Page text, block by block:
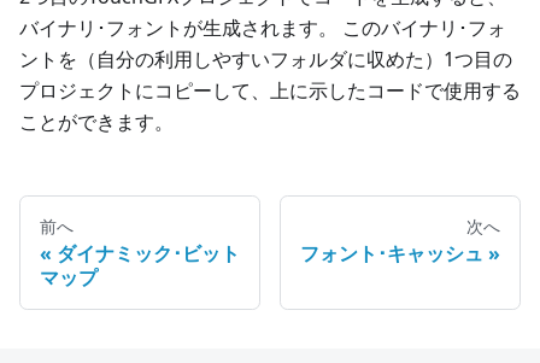
バイナリ･フォントが生成されます。 このバイナリ･フォ
ントを（自分の利用しやすいフォルダに収めた）1つ目の
プロジェクトにコピーして、上に示したコードで使用する
ことができます。
前へ
ダイナミック･ビット
マップ
次へ
フォント･キャッシュ